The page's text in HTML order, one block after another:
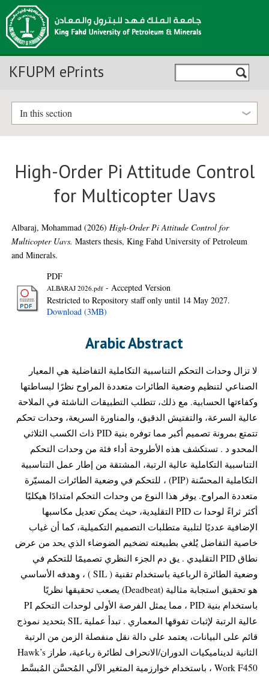
KFUPM ePrints
In this section
High-Order Pi Attitude Control
for Multicopter Uavs
Albaraj, Mohammad (2026)High-Order Pi Attitude Control for
Multicopter Uavs. Masters thesis, King Fahd University of Petroleum
and Minerals.
PDF
ALBARAJ 2026.pdf - Accepted Version
Restricted to Repository staff only until 14 May 2027.
Download (3MB)
Arabic Abstract
لا تزال وحدات التحكم التناسبية التكاملية التفاضلية هي المعيار
الصناعي لتنظيم وضعية الطائرات متعددة المراوح نظرًا لبساطتها
وكفاءتها الحسابية. مع ذلك، تتطلب التطبيقات الناشئة في الملاحة
عالية السرعة، والتفتيش الدقيق، والمناورة السريعة، وحدات تحكم
تتمتع بمرونة تصميم أكبر مما توفره بنية PID ذات الكسب الثلاثي
المحدو د . تستكشف هذه الأطروحة أداء فئة من وحدات التحكم
التناسبية التكاملية عالية الرتبة، المشتقة من إطار عمل التناسبية
التكاملية المحسّنة (PIP) ، للتحكم في وضعية الطائرات المسيّرة
متعددة المراوح. يوفر هذا النوع من وحدات التحكم امتدادًا هيكليًا
أكثر ثراءً لوحدا ت PID التقليدية، حيث يمكن تعديل مكاسبها
الإضافية عدديًا لتلبية متطلبات التصميم التكميلية، كما أن غياب
خاصية التفاضل يُلغي بطبيعته تضخيم الضوضاء الذي يحد من عرض
نطاق PID التقليدي . يق دم الجزء النظري تصميمًا للتحكم في
وضعية الطائرة الرباعية باستخدام تقنية ( SIL ) ، وهدفه الأساسي
هو تحقيق استجابة مثالية (Deadbeat) يصعب تحقيقها نظريًا
باستخدام بنية PID ، مما يمثل الفرصة الأولى لوحدات التحكم PI
عالية الرتبة لإثبات تفوقها المعماري . تبدأ عملية SIL بتحديد نموذج
قائم على البيانات، يعتمد على دالة نقل منفصلة الزمن من الرتبة
الثانية لديناميكيات الدوران/الانحراف لطائرة رباعية، طراز Hawk’s
Work F450 ، باستخدام خوارزمية المتغير الآلي المُحسَّن المُبسَّط